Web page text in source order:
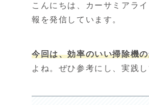
こんにちは、カーサミアラ
報を発信しています。
今回は、効率のいい掃除機
よね。ぜひ参考にし、実践